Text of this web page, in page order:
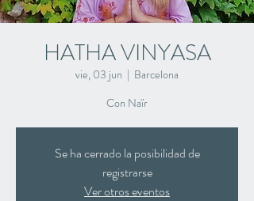
HATHA VINYASA
vie, 03 jun
  |
Barcelona
Con Naïr
Se ha cerrado la posibilidad de
registrarse
Ver otros eventos